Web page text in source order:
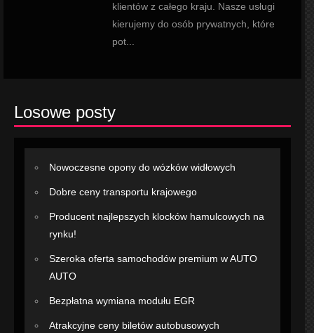
klientów z całego kraju. Nasze usługi
kierujemy do osób prywatnych, które
pot...
Losowe posty
Nowoczesne opony do wózków widłowych
Dobre ceny transportu krajowego
Producent najlepszych klocków hamulcowych na
rynku!
Szeroka oferta samochodów premium w AUTO
AUTO
Bezpłatna wymiana modułu EGR
Atrakcyjne ceny biletów autobusowych